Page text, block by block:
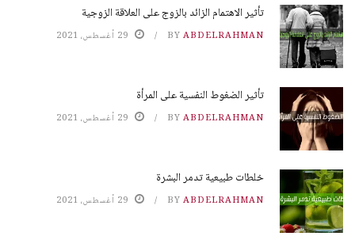
تأثير الاهتمام الزائد بالزوج على العلاقة الزوجية
BY ABDELRAHMAN 29 أغسطس، 2021
تأثير الضغوط النفسية على المرأة
BY ABDELRAHMAN 29 أغسطس، 2021
خلطات طبيعية تدمر البشرة
BY ABDELRAHMAN 29 أغسطس، 2021